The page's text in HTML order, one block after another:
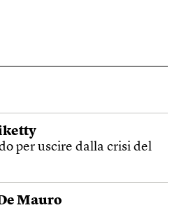
per uscire dalla crisi del
Mauro